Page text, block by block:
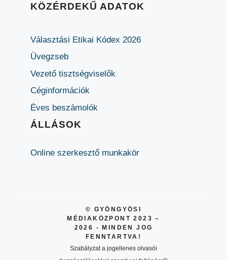
KÖZÉRDEKŰ ADATOK
Választási Etikai Kódex 2026
Üvegzseb
Vezető tisztségviselők
Céginformációk
Éves beszámolók
ÁLLÁSOK
Online szerkesztő munkakör
© GYÖNGYÖSI
MÉDIAKÖZPONT 2023 –
2026 - MINDEN JOG
FENNTARTVA!
Szabályzat a jogellenes olvasói